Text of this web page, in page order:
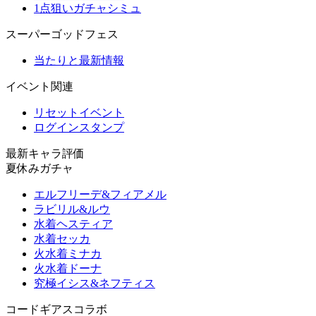
1点狙いガチャシミュ
スーパーゴッドフェス
当たりと最新情報
イベント関連
リセットイベント
ログインスタンプ
最新キャラ評価
夏休みガチャ
エルフリーデ&フィアメル
ラビリル&ルウ
水着ヘスティア
水着セッカ
火水着ミナカ
火水着ドーナ
究極イシス&ネフティス
コードギアスコラボ